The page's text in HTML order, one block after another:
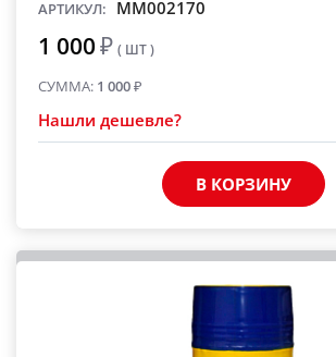
АРТИКУЛ: MM002170
1 000₽ ( ШТ )
СУММА: 1 000₽
Нашли дешевле?
В КОРЗИНУ